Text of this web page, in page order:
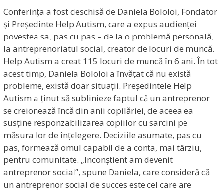
Conferința a fost deschisă de Daniela Bololoi, Fondator
și Președinte Help Autism, care a expus audienței
povestea sa, pas cu pas – de la o problemă personală,
la antreprenoriatul social, creator de locuri de muncă.
Help Autism a creat 115 locuri de muncă în 6 ani. În tot
acest timp, Daniela Bololoi a învățat că nu există
probleme, există doar situații. Președintele Help
Autism a ținut să sublinieze faptul că un antreprenor
se creionează încă din anii copilăriei, de aceea ea
susține responzabilizarea copiilor cu sarcini pe
măsura lor de înțelegere. Deciziile asumate, pas cu
pas, formează omul capabil de a conta, mai târziu,
pentru comunitate. „Inconștient am devenit
antreprenor social”, spune Daniela, care consideră că
un antreprenor social de succes este cel care are